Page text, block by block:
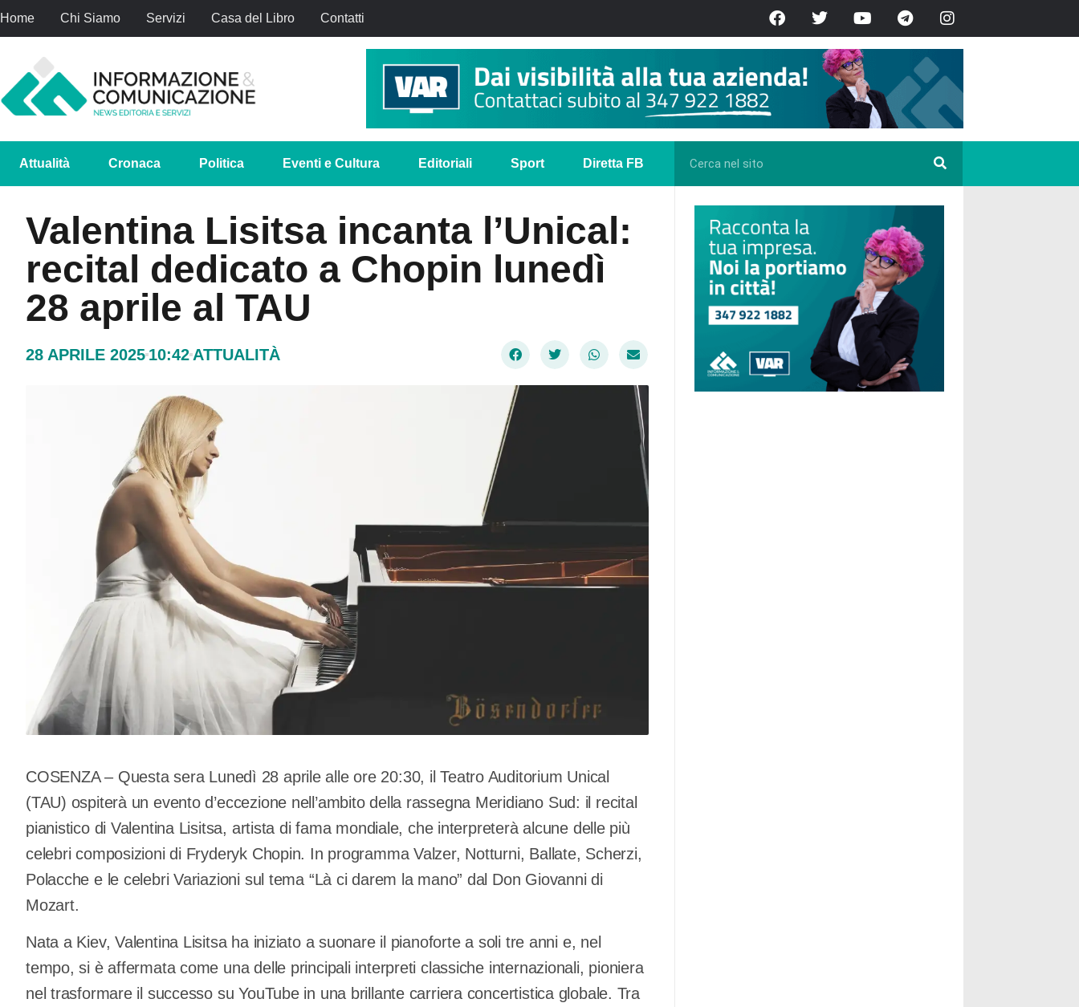
Home Chi Siamo Servizi Casa del Libro Contatti
Attualità Cronaca Politica Eventi e Cultura Editoriali Sport Diretta FB
Valentina Lisitsa incanta l’Unical:
recital dedicato a Chopin lunedì
28 aprile al TAU
28 APRILE 2025 10:42 ATTUALITÀ
COSENZA – Questa sera Lunedì 28 aprile alle ore 20:30, il Teatro Auditorium Unical
(TAU) ospiterà un evento d’eccezione nell’ambito della rassegna Meridiano Sud: il recital
pianistico di Valentina Lisitsa, artista di fama mondiale, che interpreterà alcune delle più
celebri composizioni di Fryderyk Chopin. In programma Valzer, Notturni, Ballate, Scherzi,
Polacche e le celebri Variazioni sul tema “Là ci darem la mano” dal Don Giovanni di
Mozart.
Nata a Kiev, Valentina Lisitsa ha iniziato a suonare il pianoforte a soli tre anni e, nel
tempo, si è affermata come una delle principali interpreti classiche internazionali, pioniera
nel trasformare il successo su YouTube in una brillante carriera concertistica globale. Tra